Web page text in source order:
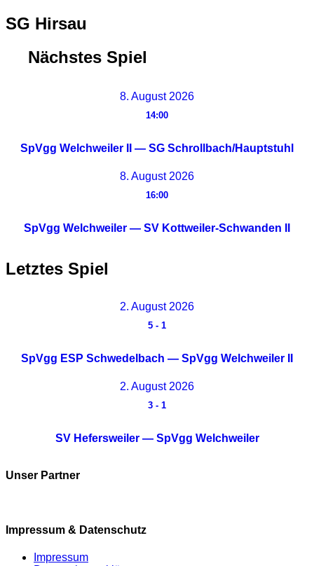
SG Hirsau
Nächstes Spiel
8. August 2026
14:00
SpVgg Welchweiler II — SG Schrollbach/Hauptstuhl
8. August 2026
16:00
SpVgg Welchweiler — SV Kottweiler-Schwanden II
Letztes Spiel
2. August 2026
5 - 1
SpVgg ESP Schwedelbach — SpVgg Welchweiler II
2. August 2026
3 - 1
SV Hefersweiler — SpVgg Welchweiler
Unser Partner
Impressum & Datenschutz
Impressum